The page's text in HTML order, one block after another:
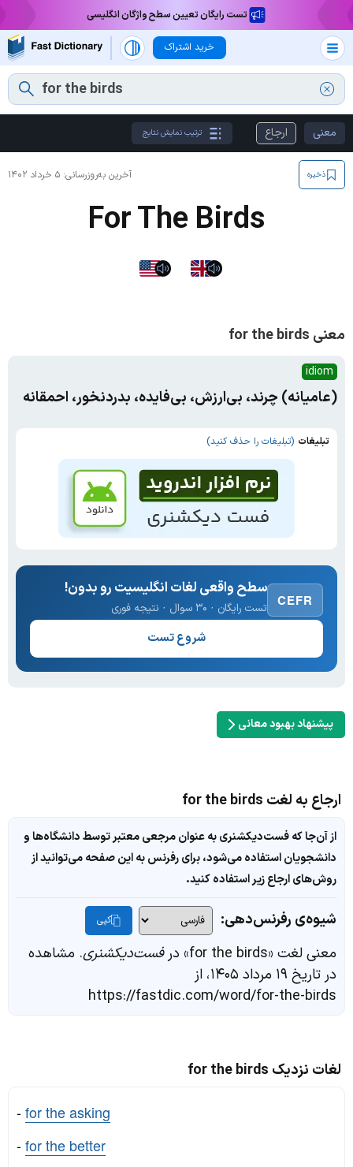
تست رایگان تعیین سطح واژگان انگلیسی
خرید اشتراک
معنی ارجاع ترتیب نمایش نتایج
آخرین به‌روزرسانی: ۵ خرداد ۱۴۰۲ ذخیره
For The Birds
معنی for the birds
idiom
(عامیانه) چرند، بی‌ارزش، بی‌فایده، بدردنخور، احمقانه
تبلیغات (تبلیغات را حذف کنید)
CEFR
سطح واقعی لغات انگلیسیت رو بدون!
تست رایگان · ۳۰ سوال · نتیجه فوری
شروع تست
پیشنهاد بهبود معانی
ارجاع به لغت for the birds
از آن‌جا که فست‌دیکشنری به عنوان مرجعی معتبر توسط دانشگاه‌ها و
دانشجویان استفاده می‌شود، برای رفرنس به این صفحه می‌توانید از
روش‌های ارجاع زیر استفاده کنید.
شیوه‌ی رفرنس‌دهی: کپی
معنی لغت «for the birds» در فست‌دیکشنری. مشاهده
در تاریخ ۱۹ مرداد ۱۴۰۵، از
https://fastdic.com/word/for-the-birds
لغات نزدیک for the birds
-for the asking
-for the better